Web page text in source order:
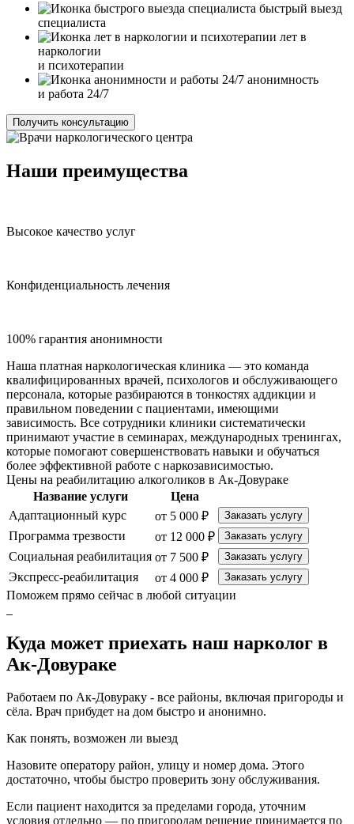
быстрый выезд
специалиста
лет в
наркологии
и психотерапии
анонимность
и работа 24/7
Получить консультацию
Наши преимущества
Высокое качество услуг
Конфиденциальность лечения
100% гарантия анонимности
Наша платная наркологическая клиника — это команда
квалифицированных врачей, психологов и обслуживающего
персонала, которые разбираются в тонкостях аддикции и
правильном поведении с пациентами, имеющими
зависимость. Все сотрудники клиники систематически
принимают участие в семинарах, международных тренингах,
которые помогают совершенствовать навыки и обучаться
более эффективной работе с наркозависимостью.
Цены на реабилитацию алкоголиков в Ак-Довураке
Название услуги
Цена
Адаптационный курс
от 5 000 ₽ Заказать услугу
Программа трезвости от 12 000 ₽ Заказать услугу
Социальная реабилитация от 7 500 ₽ Заказать услугу
Экспресс-реабилитация от 4 000 ₽ Заказать услугу
Поможем прямо сейчас в любой ситуации
Куда может приехать наш нарколог в
Ак-Довураке
Работаем по Ак-Довураку - все районы, включая пригороды и
сёла. Врач прибудет на дом быстро и анонимно.
Как понять, возможен ли выезд
Назовите оператору район, улицу и номер дома. Этого
достаточно, чтобы быстро проверить зону обслуживания.
Если пациент находится за пределами города, уточним
условия отдельно — по пригородам решение принимается по